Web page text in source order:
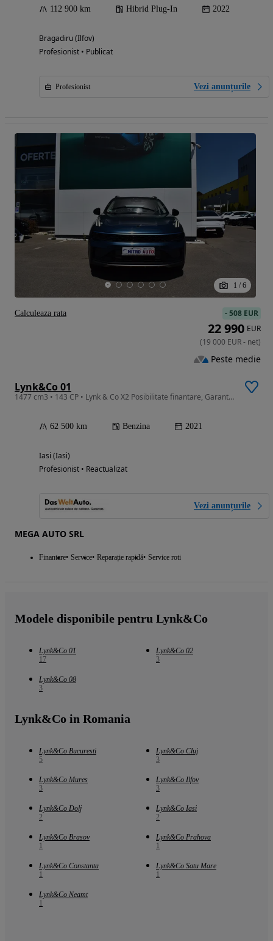
112 900 km Hibrid Plug-In 2022
Bragadiru (Ilfov)
Profesionist • Publicat
Profesionist Vezi anunțurile
1 / 6
Lynk&Co 01
1477 cm3 • 143 CP • Lynk & Co X2 Posibilitate finantare, Garantie, Tva Deductibil!!
62 500 km Benzina 2021
Iasi (Iasi)
Profesionist • Reactualizat
Vezi anunțurile
MEGA AUTO SRL
Finantare Service Reparație rapidă Service roti
-508 EUR
22 990 EUR
(19 000 EUR- net)
Peste medie
Calculeaza rata
Modele disponibile pentru Lynk&Co
Lynk&Co 01
17
Lynk&Co 02
3
Lynk&Co 08
3
Lynk&Co in Romania
Lynk&Co Bucuresti
5
Lynk&Co Cluj
3
Lynk&Co Mures
3
Lynk&Co Ilfov
3
Lynk&Co Dolj
2
Lynk&Co Iasi
2
Lynk&Co Brasov
1
Lynk&Co Prahova
1
Lynk&Co Constanta
1
Lynk&Co Satu Mare
1
Lynk&Co Neamt
1